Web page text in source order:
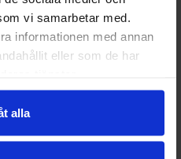
vi samarbetar med.
informationen med annan
eller som de har
alla
skolparken, ta
att sitta på.
bilparkeringen
Kort